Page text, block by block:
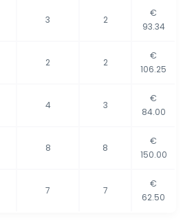
3 2
€
93.34
2 2
€
106.25
4 3
€
84.00
8 8
€
150.00
7 7
€
62.50